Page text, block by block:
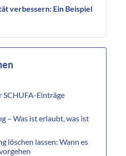
verbessern: Ein Beispiel
Einträge
– Was ist erlaubt, was ist
löschen lassen: Wann es